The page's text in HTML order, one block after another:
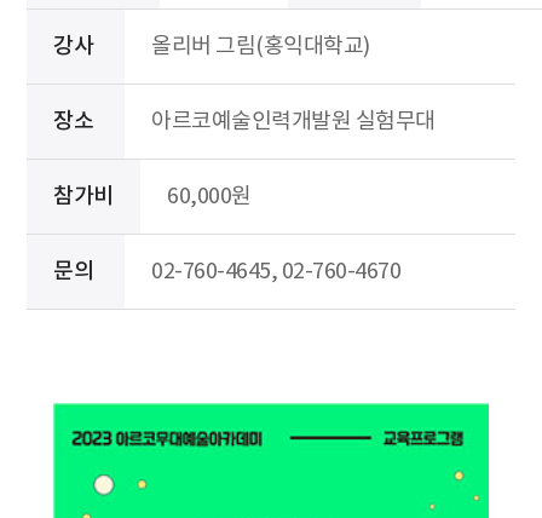
강사 올리버 그림(홍익대학교)
장소 아르코예술인력개발원 실험무대
참가비 60,000원
문의 02-760-4645, 02-760-4670